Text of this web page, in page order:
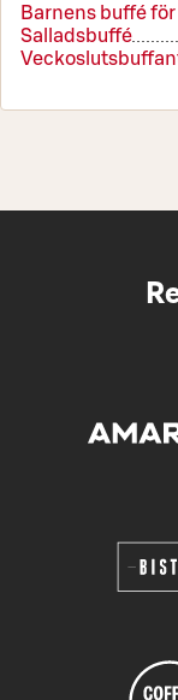
Barnens buffé för
Salladsbuffé